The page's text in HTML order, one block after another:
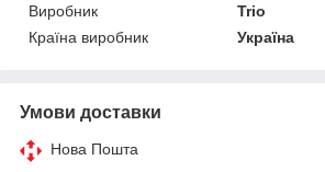
Виробник
Trio
Країна виробник
Україна
Умови доставки
Нова Пошта